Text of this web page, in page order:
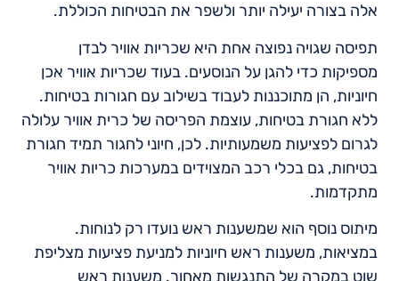
אלה בצורה יעילה יותר ולשפר את הבטיחות הכוללת.
תפיסה שגויה נפוצה אחת היא שכריות אוויר לבדן
מספיקות כדי להגן על הנוסעים. בעוד שכריות אוויר אכן
חיוניות, הן מתוכננות לעבוד בשילוב עם חגורות בטיחות.
ללא חגורת בטיחות, עוצמת הפריסה של כרית אוויר עלולה
לגרום לפציעות משמעותיות. לכן, חיוני לחגור תמיד חגורת
בטיחות, גם בכלי רכב המצוידים במערכות כריות אוויר
מתקדמות.
מיתוס נוסף הוא שמשענות ראש נועדו רק לנוחות.
במציאות, משענות ראש חיוניות למניעת פציעות מצליפת
שוט במקרה של התנגשות מאחור. משענות ראש